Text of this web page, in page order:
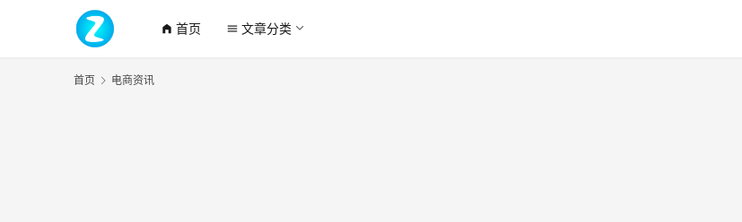
home_filled 首页 menu 文章分类
首页 电商资讯